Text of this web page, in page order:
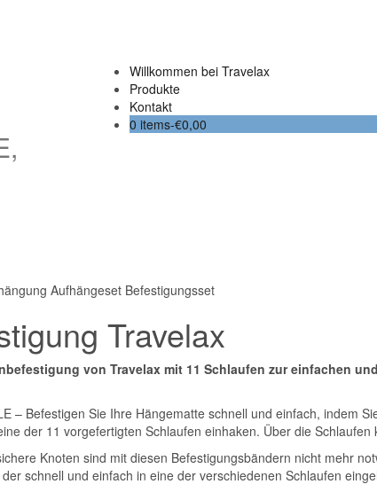
Willkommen bei Travelax
Produkte
Kontakt
0 items-€0,00
Travelax
von Travelax mit 11 Schlaufen zur einfachen
– Befestigen Sie Ihre Hängematte schnell und einfach, indem
der 11 vorgefertigten Schlaufen einhaken. Über die
Knoten sind mit diesen Befestigungsbändern nicht mehr
schnell und einfach in eine der verschiedenen Schlaufen